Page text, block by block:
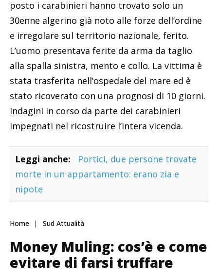
posto i carabinieri hanno trovato solo un
30enne algerino già noto alle forze dell’ordine
e irregolare sul territorio nazionale, ferito.
L’uomo presentava ferite da arma da taglio
alla spalla sinistra, mento e collo. La vittima è
stata trasferita nell’ospedale del mare ed è
stato ricoverato con una prognosi di 10 giorni.
Indagini in corso da parte dei carabinieri
impegnati nel ricostruire l’intera vicenda.
Leggi anche:
Portici, due persone trovate
morte in un appartamento: erano zia e
nipote
Home Sud Attualità
Money Muling: cos’è e come
evitare di farsi truffare